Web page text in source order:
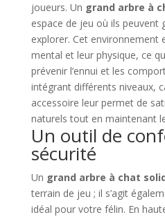
joueurs. Un grand arbre à
espace de jeu où ils peuvent
explorer. Cet environnement
mental et leur physique, ce
prévenir l’ennui et les
intégrant différents niveaux,
accessoire leur permet de
naturels tout en maintenant
Un outil de
sécurité
Un grand arbre à chat
terrain de jeu ; il s’agit
idéal pour votre félin. En